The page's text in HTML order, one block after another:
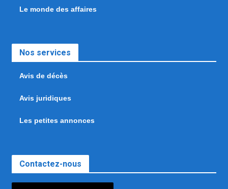
Le monde des affaires
Nos services
Avis de décès
Avis juridiques
Les petites annonces
Contactez-nous